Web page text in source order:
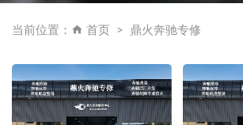
当前位置： 首页 鼎火奔驰专修
2026年中惠城奔驰整备：如何选择优质
务商推荐
2026-06-29